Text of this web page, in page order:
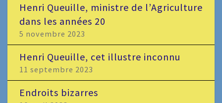
Henri Queuille, ministre de l’Agriculture
dans les années 20
5 novembre 2023
Henri Queuille, cet illustre inconnu
11 septembre 2023
Endroits bizarres